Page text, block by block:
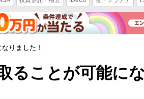
りました！
ることが可能に